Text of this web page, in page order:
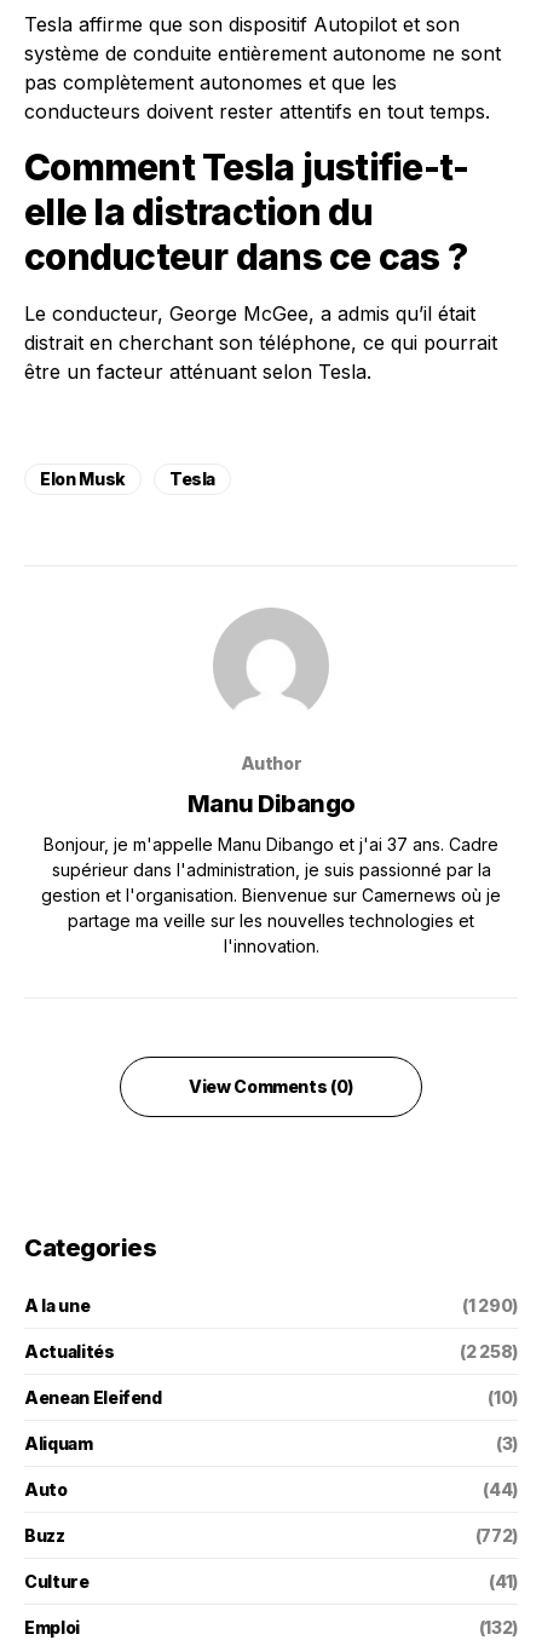
Tesla affirme que son dispositif Autopilot et son
système de conduite entièrement autonome ne sont
pas complètement autonomes et que les
conducteurs doivent rester attentifs en tout temps.
Comment Tesla justifie-t-
elle la distraction du
conducteur dans ce cas ?
Le conducteur, George McGee, a admis qu’il était
distrait en cherchant son téléphone, ce qui pourrait
être un facteur atténuant selon Tesla.
Elon Musk Tesla
Author
Manu Dibango
Bonjour, je m'appelle Manu Dibango et j'ai 37 ans. Cadre
supérieur dans l'administration, je suis passionné par la
gestion et l'organisation. Bienvenue sur Camernews où je
partage ma veille sur les nouvelles technologies et
l'innovation.
View Comments (0)
Categories
A la une (1 290)
Actualités (2 258)
Aenean Eleifend (10)
Aliquam (3)
Auto (44)
Buzz (772)
Culture (41)
Emploi (132)